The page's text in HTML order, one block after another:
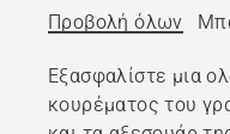
Προβολή όλων
Εξασφαλίστε μια
κουρέματος του